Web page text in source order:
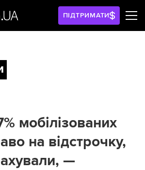
ПІДТРИМАТИ
мобілізованих
на відстрочку,
—